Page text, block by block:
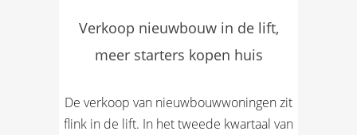
Verkoop nieuwbouw in de lift,
meer starters kopen huis
De verkoop van nieuwbouwwoningen zit
flink in de lift. In het tweede kwartaal van